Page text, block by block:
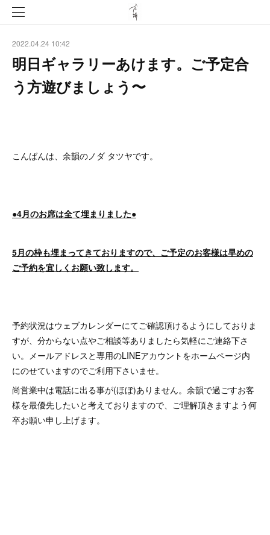
2022.04.24 10:42
明日ギャラリーあけます。ご予定合
う方遊びましょう〜
こんばんは、余韻のノダ タツヤです。
●4月のお席は全て埋まりました●
5月の枠も埋まってきておりますので、ご予定のお客様は早めの
ご予約を宜しくお願い致します。
予約状況はウェブカレンダーにてご確認頂けるようにしておりま
すが、分からない点やご相談等ありましたら気軽にご連絡下さ
い。メールアドレスと専用のLINEアカウントをホームページ内
にのせていますのでご利用下さいませ。
尚営業中は電話に出る事が(ほぼ)ありません。余韻で過ごすお客
様を最優先したいと考えておりますので、ご理解頂きますよう何
卒お願い申し上げます。